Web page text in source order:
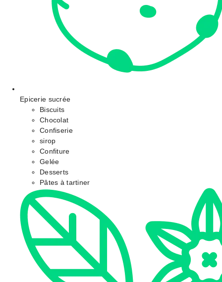
Epicerie sucrée
Biscuits
Chocolat
Confiserie
sirop
Confiture
Gelée
Desserts
Pâtes à tartiner